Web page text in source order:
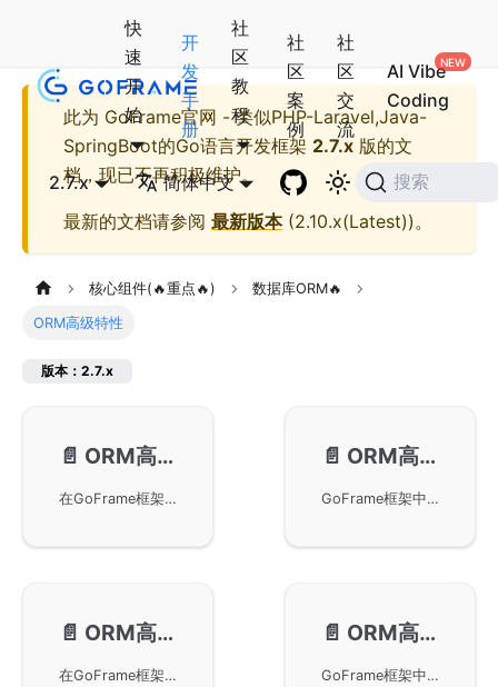
快
速
开
始
开
发
手
册
社
区
教
程
社
区
案
例
社
区
交
流
AI Vibe
Coding
2.7.x 简体中文 搜索
此为 GoFrame官网 - 类似PHP-Laravel,Java-
SpringBoot的Go语言开发框架 2.7.x 版的文
档，现已不再积极维护。
最新的文档请参阅 最新版本(2.10.x(Latest))。
核心组件(🔥重点🔥) 数据库ORM🔥
ORM高级特性
版本：2.7.x
📄️ ORM高级特性-RawSQL
在GoFrame框架中使用ORM的RawSQL特性，通过使用gdb.Raw类型，可以在生成的SQL语句中嵌入自定义的SQL片段，实现更灵活的数据库操作。详细讲解了在Insert、Update和Select操作中使用RawSQL的方法及其示例，确保SQL语句的安全性和灵活性。
📄️ ORM高级特性-SQL捕获
GoFrame框架中ORM的高级特性，主要关注SQL捕获和转换功能。通过CatchSQL和ToSQL方法，能够在执行SQL语句前捕获或预估SQL操作，并配合上下文对象实现操作记录与调试。这些功能有助于开发者高效调试和测试数据库操作。
📄️ ORM高级特性-调试模式
在GoFrame框架中使用ORM高级特性的调试模式。在开发阶段，通过Debug配置文件配置项或SetDebug配置方式，可以开启调试模式，使数据库SQL操作语句以DEBUG级别输出到终端或日志文件中，便于开发者进行问题排查和性能优化。
📄️ ORM高级特性-日志输出
GoFrame框架中ORM组件的日志输出功能，重点讲解了如何通过SetLogger和GetLogger方法设置日志，以及如何在配置文件中启用日志输出功能。文中示例展示了SQL语句的调试过程，包括日志级别、执行耗时、SQL语句等详细信息，帮助用户更好地理解和调试应用程序中的数据库操作。